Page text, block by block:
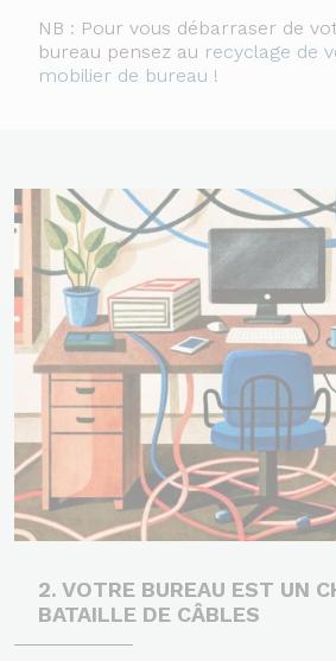
NB : Pour vous débarraser de
bureau pensez au recyclage de
mobilier de bureau !
2. VOTRE BUREAU EST UN
BATAILLE DE CÂBLES